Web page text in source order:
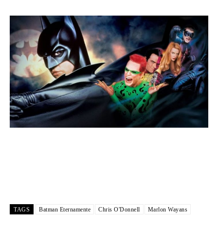
TAGS Batman Eternamente Chris O'Donnell Marlon Wayans